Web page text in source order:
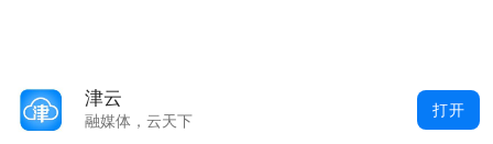
津云
融媒体，云天下
打开